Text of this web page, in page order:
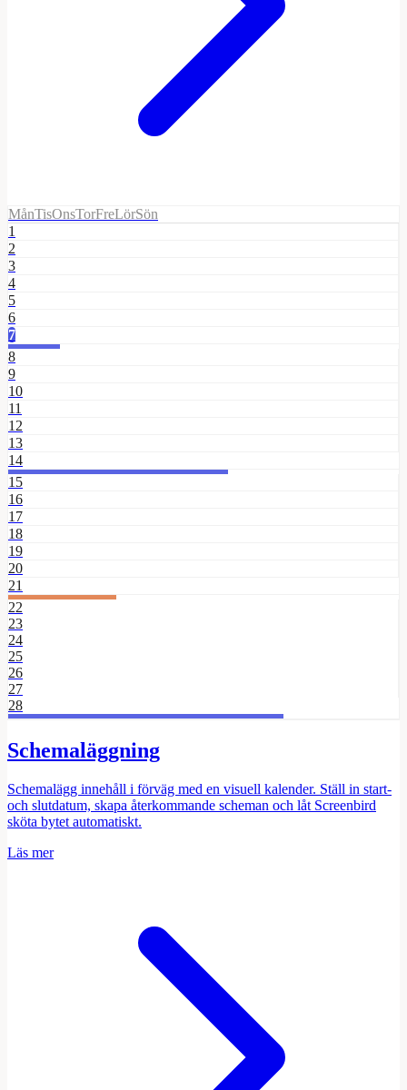
MånTisOnsTorFreLörSön
1
2
3
4
5
6
7
8
9
10
11
12
13
14
15
16
17
18
19
20
21
22
23
24
25
26
27
28
Schemaläggning
Schemalägg innehåll i förväg med en visuell kalender. Ställ in start-
och slutdatum, skapa återkommande scheman och låt Screenbird
sköta bytet automatiskt.
Läs mer